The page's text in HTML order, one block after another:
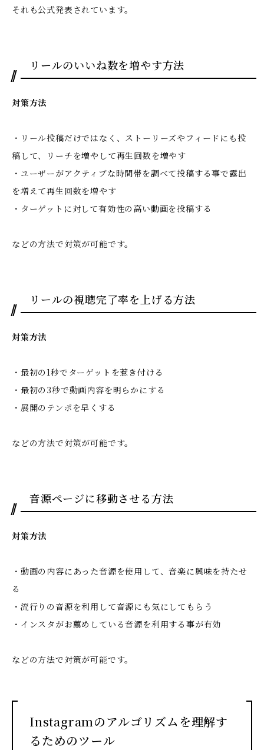
それも公式発表されています。
リールのいいね数を増やす方法
対策方法
・リール投稿だけではなく、ストーリーズやフィードにも投
稿して、リーチを増やして再生回数を増やす
・ユーザーがアクティブな時間帯を調べて投稿する事で露出
を増えて再生回数を増やす
・ターゲットに対して有効性の高い動画を投稿する
などの方法で対策が可能です。
リールの視聴完了率を上げる方法
対策方法
・最初の1秒でターゲットを惹き付ける
・最初の3秒で動画内容を明らかにする
・展開のテンポを早くする
などの方法で対策が可能です。
音源ページに移動させる方法
対策方法
・動画の内容にあった音源を使用して、音楽に興味を持たせ
る
・流行りの音源を利用して音源にも気にしてもらう
・インスタがお薦めしている音源を利用する事が有効
などの方法で対策が可能です。
Instagramのアルゴリズムを理解す
るためのツール